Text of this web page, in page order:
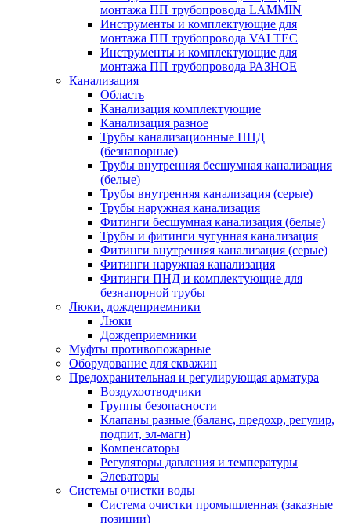
монтажа ПП трубопровода LAMMIN
Инструменты и комплектующие для
монтажа ПП трубопровода VALTEC
Инструменты и комплектующие для
монтажа ПП трубопровода РАЗНОЕ
Канализация
Область
Канализация комплектующие
Канализация разное
Трубы канализационные ПНД
(безнапорные)
Трубы внутренняя бесшумная канализация
(белые)
Трубы внутренняя канализация (серые)
Трубы наружная канализация
Фитинги бесшумная канализация (белые)
Трубы и фитинги чугунная канализация
Фитинги внутренняя канализация (серые)
Фитинги наружная канализация
Фитинги ПНД и комплектующие для
безнапорной трубы
Люки, дождеприемники
Люки
Дождеприемники
Муфты противопожарные
Оборудование для скважин
Предохранительная и регулирующая арматура
Воздухоотводчики
Группы безопасности
Клапаны разные (баланс, предохр, регулир,
подпит, эл-магн)
Компенсаторы
Регуляторы давления и температуры
Элеваторы
Системы очистки воды
Система очистки промышленная (заказные
позиции)